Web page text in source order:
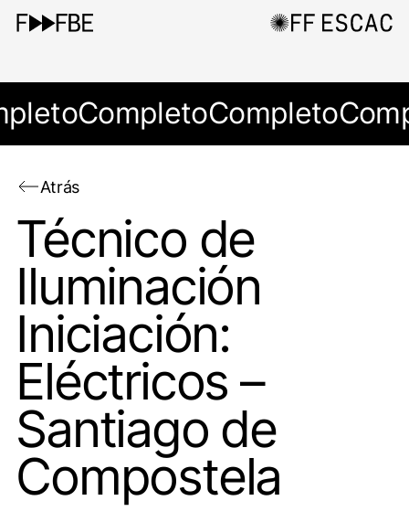
CompletoCompleto
Atrás
Técnico de
Iluminación
Iniciación:
Eléctricos –
Santiago de
Compostela